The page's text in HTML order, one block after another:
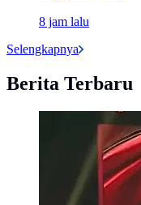
8 jam lalu
Selengkapnya
Berita Terbaru